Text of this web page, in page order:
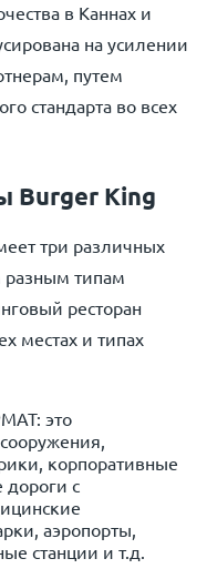
в Каннах и
​​на усилении
путем
стандарта во всех
Burger King
три различных
разным типам
ресторан
местах и ​​типах
это
корпоративные
дороги с
аэропорты,
станции и т.д.